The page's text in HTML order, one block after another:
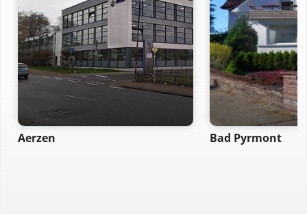
Aerzen Bad Pyrmont